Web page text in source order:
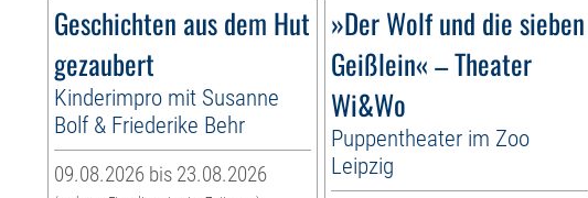
Geschichten aus dem Hut
gezaubert
Kinderimpro mit Susanne
Bolf & Friederike Behr
09.08.2026 bis 23.08.2026
»Der Wolf und die sieben
Geißlein« – Theater
Wi&Wo
Puppentheater im Zoo
Leipzig